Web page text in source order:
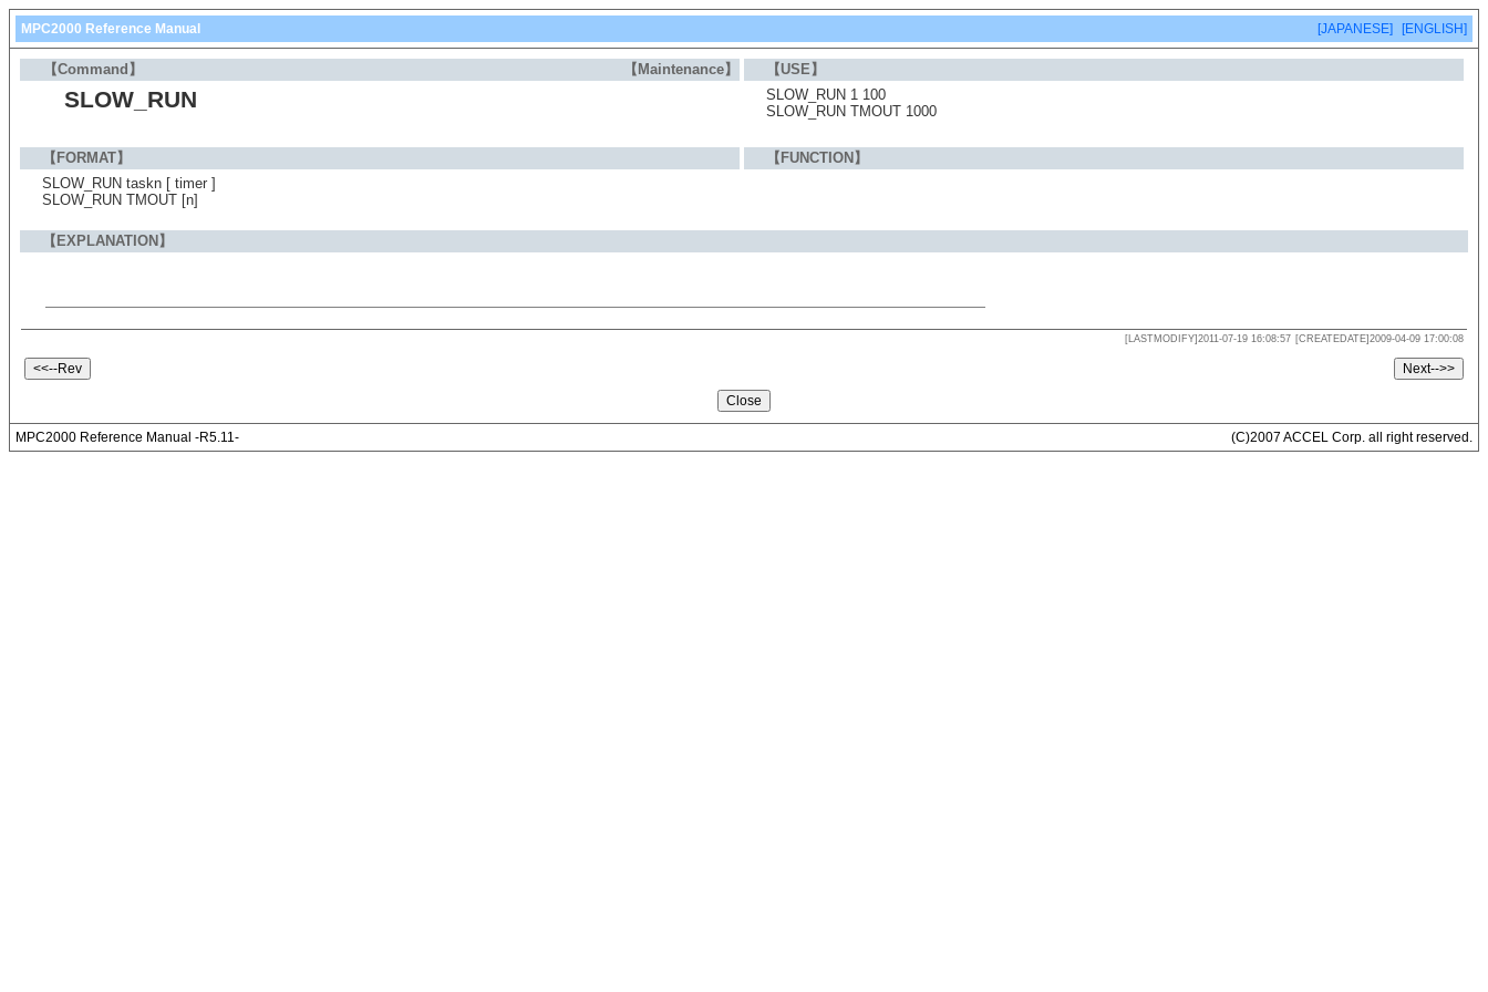
MPC2000 Reference Manual [JAPANESE] [ENGLISH]
【Command】 【Maintenance】 【USE】
SLOW_RUN
SLOW_RUN 1 100
SLOW_RUN TMOUT 1000
【FORMAT】
【FUNCTION】
SLOW_RUN taskn [ timer ]
SLOW_RUN TMOUT [n]
【EXPLANATION】
[LASTMODIFY]2011-07-19 16:08:57 [CREATEDATE]2009-04-09 17:00:08
MPC2000 Reference Manual -R5.11- (C)2007 ACCEL Corp. all right reserved.